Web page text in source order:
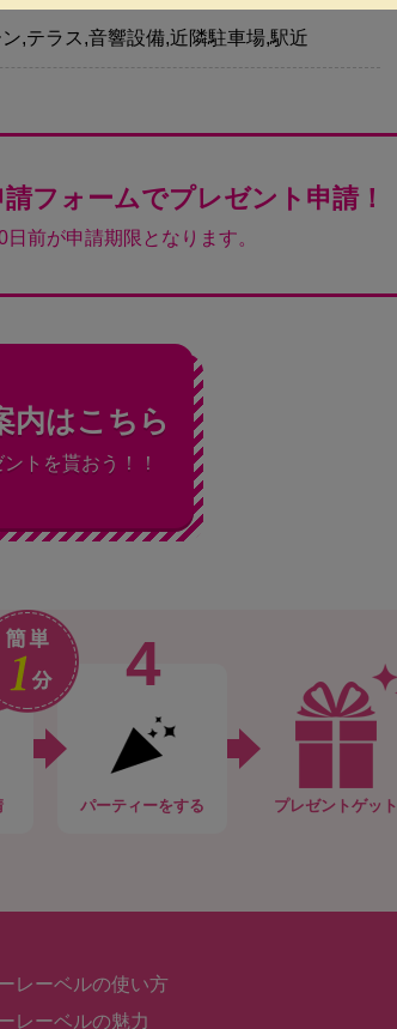
,テラス,音響設備,近隣駐車場,駅近
フォームでプレゼント申請！
前が申請期限となります。
内はこちら
トを貰おう！！
4
パーティーをする プレゼントゲット
レーベルの使い方
レーベルの魅力